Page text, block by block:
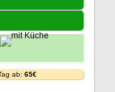
ab: 65€